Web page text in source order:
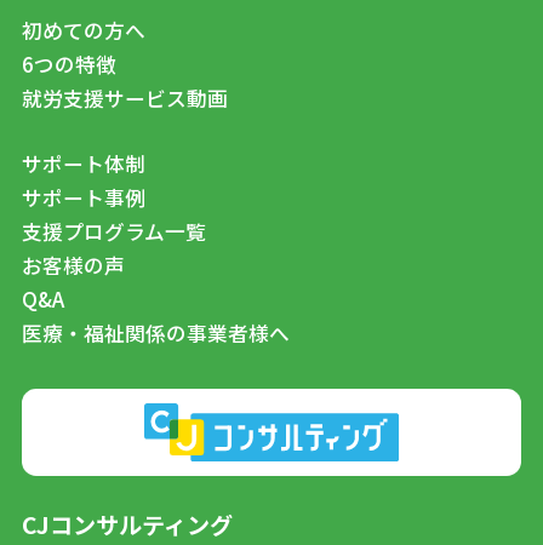
初めての方へ
6つの特徴
就労支援サービス動画
サポート体制
サポート事例
支援プログラム一覧
お客様の声
Q&A
医療・福祉関係の事業者様へ
CJコンサルティング